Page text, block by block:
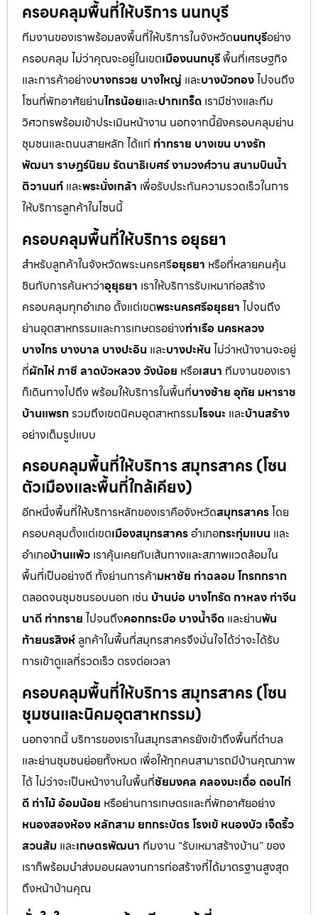
ครอบคลุมพื้นที่ให้บริการ นนทบุรี
ทีมงานของเราพร้อมลงพื้นที่ให้บริการในจังหวัดนนทบุรีอย่าง
ครอบคลุม ไม่ว่าคุณจะอยู่ในเขตเมืองนนทบุรีพื้นที่เศรษฐกิจ
และการค้าอย่างบางกรวย บางใหญ่ และบางบัวทองไปจนถึง
โซนที่พักอาศัยย่านไทรน้อยและปากเกร็ด เรามีช่างและทีม
วิศวกรพร้อมเข้าประเมินหน้างาน นอกจากนี้ยังครอบคลุมย่าน
ชุมชนและถนนสายหลัก ได้แก่ ท่าทราย บางเขน บางรัก
พัฒนา ราษฎร์นิยม รัตนาธิเบศร์ งามวงศ์วาน สนามบินน้ำ
ติวานนท์ และพระนั่งเกล้า เพื่อรับประกันความรวดเร็วในการ
ให้บริการลูกค้าในโซนนี้
ครอบคลุมพื้นที่ให้บริการ อยุธยา
สำหรับลูกค้าในจังหวัดพระนครศรีอยุธยา หรือที่หลายคนคุ้น
ชินกับการค้นหาว่าอุยุธยา เราให้บริการรับเหมาก่อสร้าง
ครอบคลุมทุกอำเภอ ตั้งแต่เขตพระนครศรีอยุธยา ไปจนถึง
ย่านอุตสาหกรรมและการเกษตรอย่างท่าเรือ นครหลวง
บางไทร บางบาล บางปะอิน และบางปะหัน ไม่ว่าหน้างานจะอยู่
ที่ผักไห่ ภาชี ลาดบัวหลวง วังน้อย หรือเสนา ทีมงานของเรา
ก็เดินทางไปถึง พร้อมให้บริการในพื้นที่บางซ้าย อุทัย มหาราช
บ้านแพรกรวมถึงเขตนิคมอุตสาหกรรมโรจนะ และบ้านสร้าง
อย่างเต็มรูปแบบ
ครอบคลุมพื้นที่ให้บริการ สมุทรสาคร (โซน
ตัวเมืองและพื้นที่ใกล้เคียง)
อีกหนึ่งพื้นที่ให้บริการหลักของเราคือจังหวัดสมุทรสาครโดย
ครอบคลุมตั้งแต่เขตเมืองสมุทรสาครอำเภอกระทุ่มแบน และ
อำเภอบ้านแพ้ว เราคุ้นเคยกับเส้นทางและสภาพแวดล้อมใน
พื้นที่เป็นอย่างดี ทั้งย่านการค้ามหาชัย ท่าฉลอม โกรกกราก
ตลอดจนชุมชนรอบนอก เช่น บ้านบ่อ บางโทรัด กาหลง ท่าจีน
นาดี ท่าทราย ไปจนถึงคอกกระบือ บางน้ำจืด และย่านพัน
ท้ายนรสิงห์ ลูกค้าในพื้นที่สมุทรสาครจึงมั่นใจได้ว่าจะได้รับ
การเข้าดูแลที่รวดเร็ว ตรงต่อเวลา
ครอบคลุมพื้นที่ให้บริการ สมุทรสาคร (โซน
ชุมชนและนิคมอุตสาหกรรม)
นอกจากนี้ บริการของเราในสมุทรสาครยังเข้าถึงพื้นที่ตำบล
และย่านชุมชนย่อยทั้งหมด เพื่อให้ทุกคนสามารถมีบ้านคุณภาพ
ได้ ไม่ว่าจะเป็นหน้างานในพื้นที่ชัยมงคล คลองมะเดื่อ ดอนไก่
ดี ท่าไม้ อ้อมน้อย หรือย่านการเกษตรและที่พักอาศัยอย่าง
หนองสองห้อง หลักสาม ยกกระบัตร โรงเข้ หนองบัว เจ็ดริ้ว
สวนส้ม และเกษตรพัฒนา ทีมงาน “รับเหมาสร้างบ้าน” ของ
เราก็พร้อมนำส่งมอบผลงานการก่อสร้างที่ได้มาตรฐานสูงสุด
ถึงหน้าบ้านคุณ